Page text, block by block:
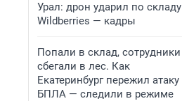
Урал: дрон ударил по складу
Wildberries — кадры
Попали в склад, сотрудники
сбегали в лес. Как
Екатеринбург пережил атаку
БПЛА — следили в режиме